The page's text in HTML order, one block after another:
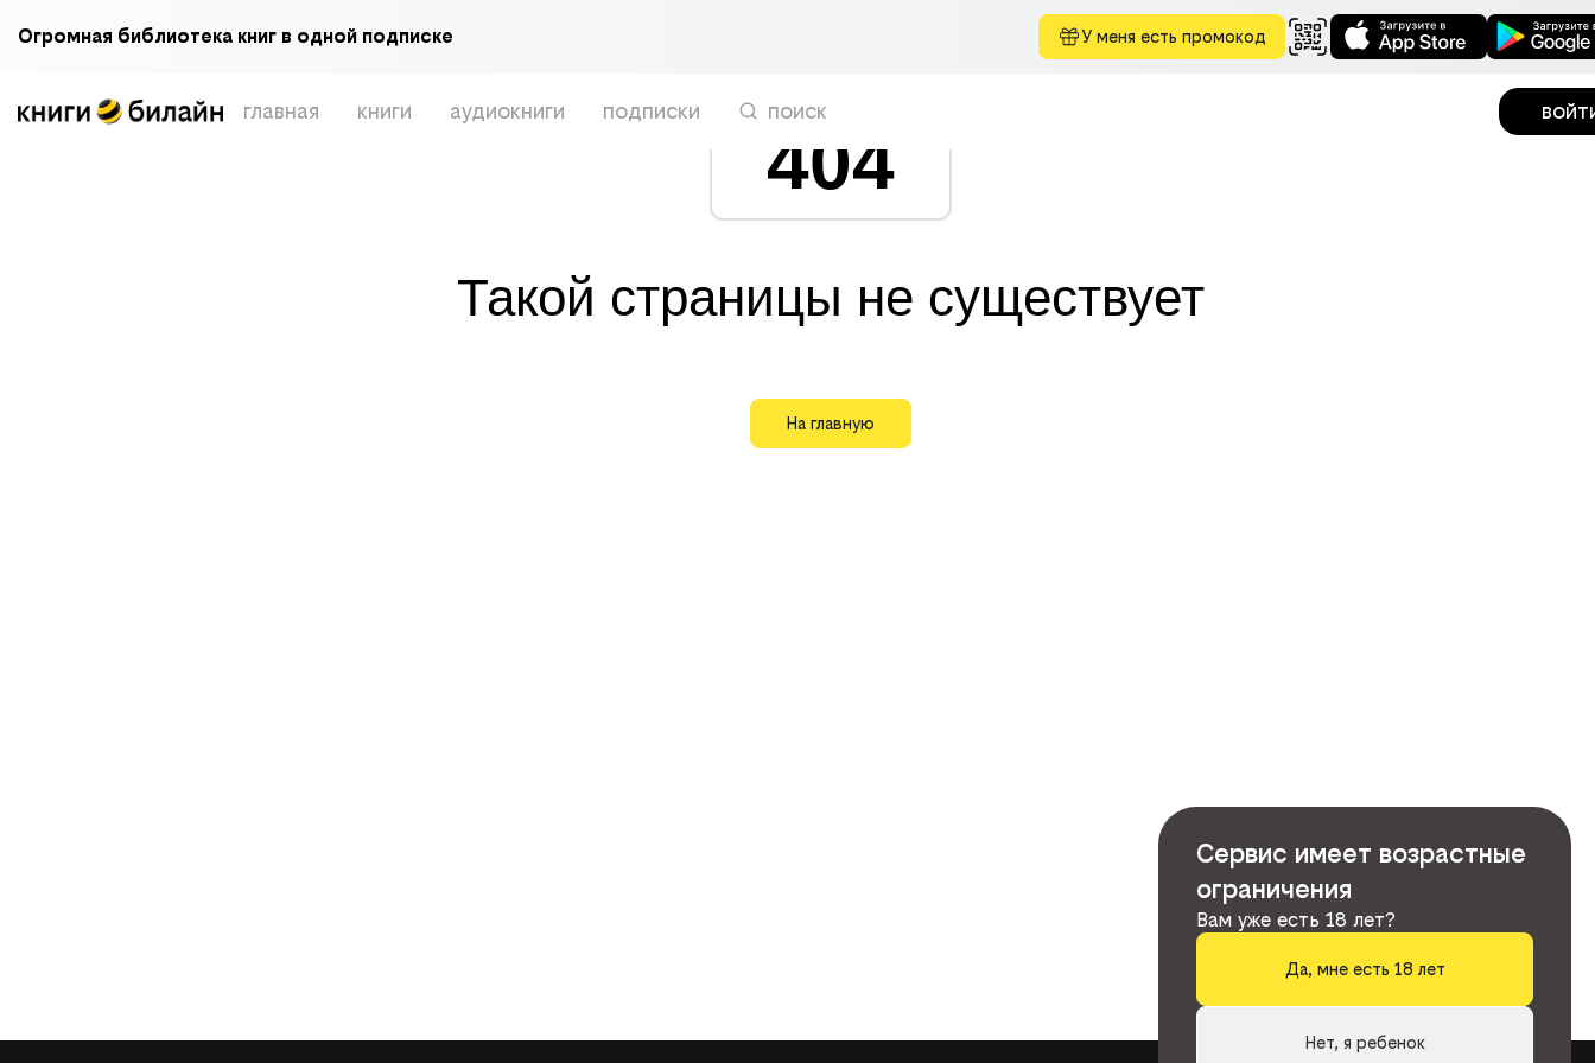
Огромная библиотека книг в одной подписке У меня есть промокод
главная книги аудиокниги подписки поиск
404
Такой страницы не существует
На главную
Сервис имеет возрастные
ограничения
Вам уже есть 18 лет?
Да, мне есть 18 лет
Нет, я ребенок